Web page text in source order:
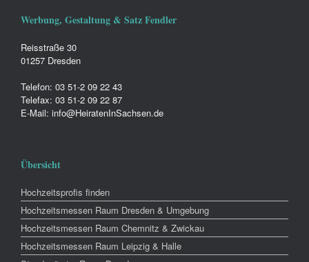
Werbung, Gestaltung & Satz Fendler
Reisstraße 30
01257 Dresden
Telefon: 03 51-2 09 22 43
Telefax: 03 51-2 09 22 87
E-Mail: info@HeiratenInSachsen.de
Übersicht
Hochzeitsprofis finden
Hochzeitsmessen Raum Dresden & Umgebung
Hochzeitsmessen Raum Chemnitz & Zwickau
Hochzeitsmessen Raum Leipzig & Halle